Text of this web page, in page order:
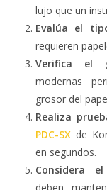
lujo que un
Evalúa el
requieren
Verifica el
modernas
grosor del
Realiza
PDC-SX de
en segundos.
Considera
deben